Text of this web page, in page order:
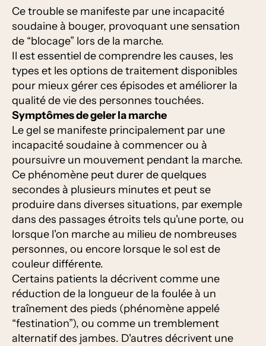
Ce trouble se manifeste par une incapacité
soudaine à bouger, provoquant une sensation
de “blocage” lors de la marche.
Il est essentiel de comprendre les causes, les
types et les options de traitement disponibles
pour mieux gérer ces épisodes et améliorer la
qualité de vie des personnes touchées.
Symptômes degeler la marche
Le gel se manifeste principalement par une
incapacité soudaine à commencer ou à
poursuivre un mouvement pendant la marche.
Ce phénomène peut durer de quelques
secondes à plusieurs minutes et peut se
produire dans diverses situations, par exemple
dans des passages étroits tels qu'une porte, ou
lorsque l'on marche au milieu de nombreuses
personnes, ou encore lorsque le sol est de
couleur différente.
Certains patients la décrivent comme une
réduction de la longueur de la foulée à un
traînement des pieds (phénomène appelé
“festination”), ou comme un tremblement
alternatif des jambes. D'autres décrivent une